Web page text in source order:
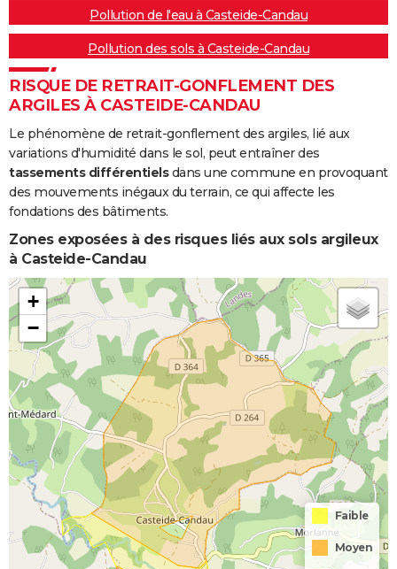
Pollution de l'eau à Casteide-Candau
Pollution des sols à Casteide-Candau
RISQUE DE RETRAIT-GONFLEMENT DES
ARGILES À CASTEIDE-CANDAU
Le phénomène de retrait-gonflement des argiles, lié aux
variations d'humidité dans le sol, peut entraîner des
tassements différentielsdans une commune en provoquant
des mouvements inégaux du terrain, ce qui affecte les
fondations des bâtiments.
Zones exposées à des risques liés aux sols argileux
à Casteide-Candau
+
−
Faible
Moyen